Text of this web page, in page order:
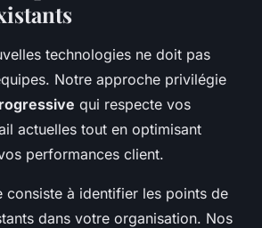
technologies ne doit pas
Notre approche privilégie
qui respecte vos
actuelles tout en optimisant
performances client.
consiste à identifier les points de
dans votre organisation. Nos